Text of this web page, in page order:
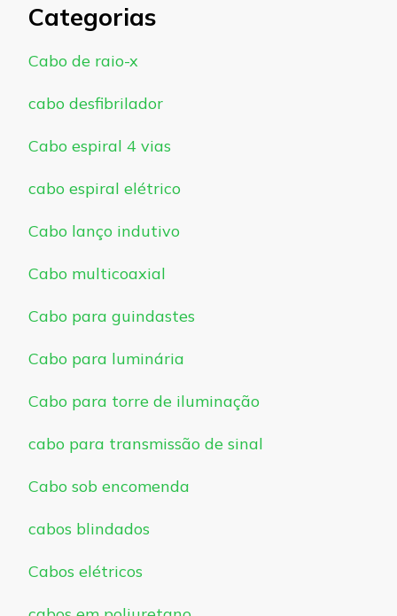
Categorias
Cabo de raio-x
cabo desfibrilador
Cabo espiral 4 vias
cabo espiral elétrico
Cabo lanço indutivo
Cabo multicoaxial
Cabo para guindastes
Cabo para luminária
Cabo para torre de iluminação
cabo para transmissão de sinal
Cabo sob encomenda
cabos blindados
Cabos elétricos